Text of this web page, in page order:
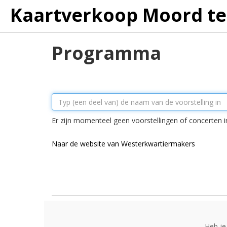
Kaartverkoop Moord
Programma
Er zijn momenteel geen voorstellingen of concerten
Naar de website van Westerkwartiermakers